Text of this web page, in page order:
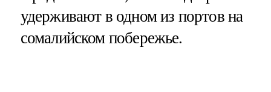
удерживают в одном из портов на
сомалийском побережье.